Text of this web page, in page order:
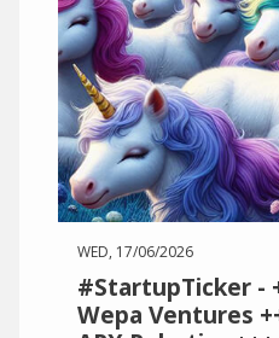
WED, 17/06/2026
#StartupTicker -
Wepa Ventures